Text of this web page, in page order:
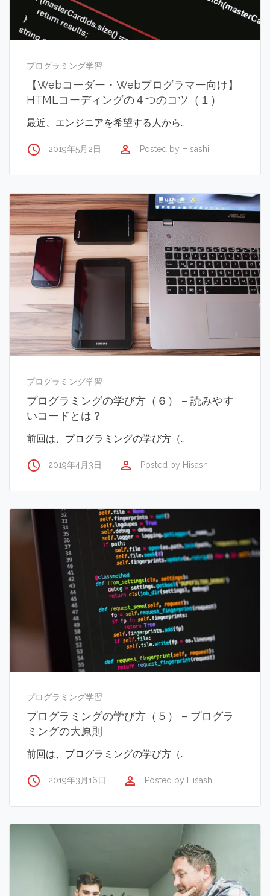
プログラミング学習
【Webコーダー・Webプログラマー向け】
HTMLコーディングの４つのコツ（１）
最近、エンジニアを希望する人から…
access_time 2019年5月2日 perm_identity Posted by Hisashi
プログラミング学習
プログラミングの学び方（６） – 読みやす
いコードとは？
前回は、プログラミングの学び方（…
access_time 2019年4月3日 perm_identity Posted by Hisashi
プログラミング学習
プログラミングの学び方（５） – プログラ
ミングの大原則
前回は、プログラミングの学び方（…
access_time 2019年3月16日 perm_identity Posted by Hisashi